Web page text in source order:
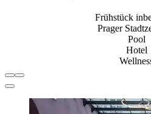
Frühstück
Prager
Pool
Hotel